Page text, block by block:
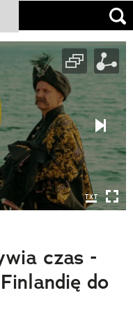
czas -
do